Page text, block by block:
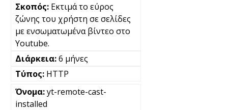
Εκτιμά το εύρος
ζώνης του χρήστη σε σελίδες
με ενσωματωμένα βίντεο στο
Youtube.
6 μήνες
HTTP
yt-remote-cast-
installed